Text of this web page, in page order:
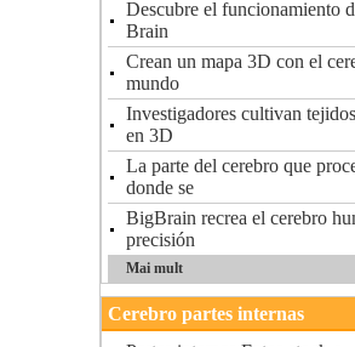
Descubre el funcionamiento
Brain
Crean un mapa 3D con el
mundo
Investigadores cultivan
en 3D
La parte del cerebro que
donde se
BigBrain recrea el cerebro
precisión
Mai mult
Cerebro partes internas